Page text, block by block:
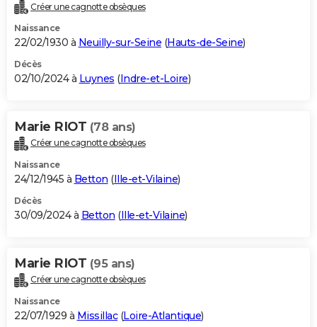
Créer une cagnotte obsèques
Naissance
22/02/1930 à Neuilly-sur-Seine (Hauts-de-Seine)
Décès
02/10/2024 à Luynes (Indre-et-Loire)
Marie RIOT (78 ans)
Créer une cagnotte obsèques
Naissance
24/12/1945 à Betton (Ille-et-Vilaine)
Décès
30/09/2024 à Betton (Ille-et-Vilaine)
Marie RIOT (95 ans)
Créer une cagnotte obsèques
Naissance
22/07/1929 à Missillac(Loire-Atlantique)